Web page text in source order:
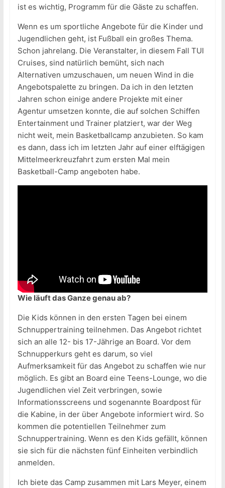
ist es wichtig, Programm für die Gäste zu schaffen.
Wenn es um sportliche Angebote für die Kinder und
Jugendlichen geht, ist Fußball ein großes Thema.
Schon jahrelang. Die Veranstalter, in diesem Fall TUI
Cruises, sind natürlich bemüht, sich nach
Alternativen umzuschauen, um neuen Wind in die
Angebotspalette zu bringen. Da ich in den letzten
Jahren schon einige andere Projekte mit einer
Agentur umsetzen konnte, die auf solchen Schiffen
Entertainment und Trainer platziert, war der Weg
nicht weit, mein Basketballcamp anzubieten. So kam
es dann, dass ich im letzten Jahr auf einer elftägigen
Mittelmeerkreuzfahrt zum ersten Mal mein
Basketball-Camp angeboten habe.
Wie läuft das Ganze genau ab?
Die Kids können in den ersten Tagen bei einem
Schnuppertraining teilnehmen. Das Angebot richtet
sich an alle 12- bis 17-Jährige an Board. Vor dem
Schnupperkurs geht es darum, so viel
Aufmerksamkeit für das Angebot zu schaffen wie nur
möglich. Es gibt an Board eine Teens-Lounge, wo die
Jugendlichen viel Zeit verbringen, sowie
Informationsscreens und sogenannte Boardpost für
die Kabine, in der über Angebote informiert wird. So
kommen die potentiellen Teilnehmer zum
Schnuppertraining. Wenn es den Kids gefällt, können
sie sich für die nächsten fünf Einheiten verbindlich
anmelden.
Ich biete das Camp zusammen mit Lars Meyer, einem